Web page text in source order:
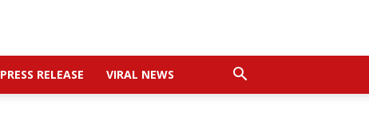
PRESS RELEASE VIRAL NEWS